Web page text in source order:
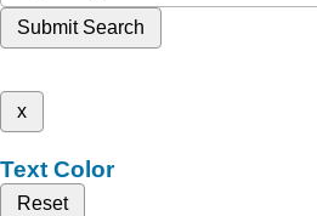
Submit Search
x
Text Color
Reset